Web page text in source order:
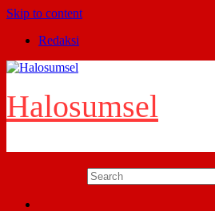
Skip to content
Redaksi
Halosumsel